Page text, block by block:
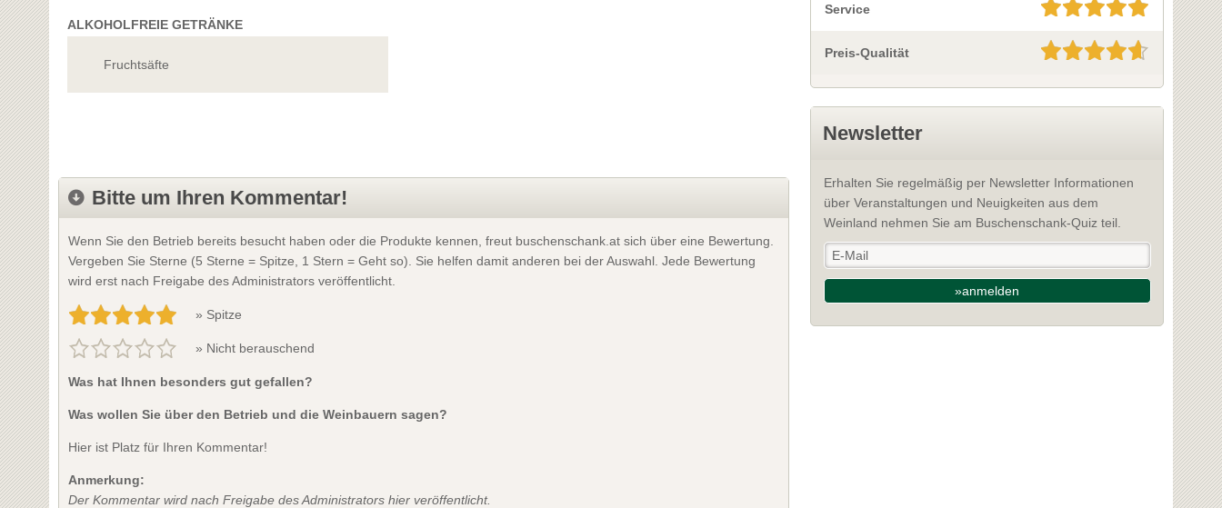
ALKOHOLFREIE GETRÄNKE
Fruchtsäfte
Bitte um Ihren Kommentar!
Wenn Sie den Betrieb bereits besucht haben oder die Produkte kennen, freut buschenschank.at sich über eine Bewertung.
Vergeben Sie Sterne (5 Sterne = Spitze, 1 Stern = Geht so). Sie helfen damit anderen bei der Auswahl. Jede Bewertung
wird erst nach Freigabe des Administrators veröffentlicht.
» Spitze
» Nicht berauschend
Was hat Ihnen besonders gut gefallen?
Was wollen Sie über den Betrieb und die Weinbauern sagen?
Hier ist Platz für Ihren Kommentar!
Anmerkung:
Der Kommentar wird nach Freigabe des Administrators hier veröffentlicht.
Service
Preis-Qualität
Newsletter
Erhalten Sie regelmäßig per Newsletter Informationen
über Veranstaltungen und Neuigkeiten aus dem
Weinland nehmen Sie am Buschenschank-Quiz teil.
»anmelden